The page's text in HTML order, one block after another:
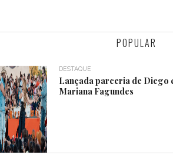
POPULAR
DESTAQUE
Lançada parceria de Diego
Mariana Fagundes